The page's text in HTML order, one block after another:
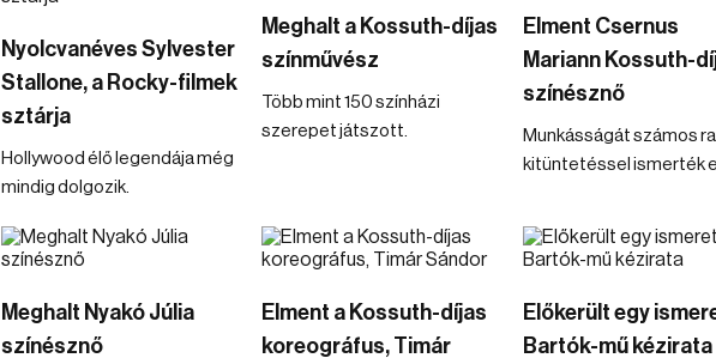
Nyolcvanéves Sylvester
Stallone, a Rocky-filmek
sztárja
Hollywood élő legendája még
mindig dolgozik.
Meghalt a Kossuth-díjas
színművész
Több mint 150 színházi
szerepet játszott.
Elment Csernus
Mariann Kossuth-
színésznő
Munkásságát számos
kitüntetéssel ismerték
Meghalt Nyakó Júlia
színésznő
Elment a Kossuth-díjas
koreográfus, Timár
Előkerült egy
Bartók-mű kézirata